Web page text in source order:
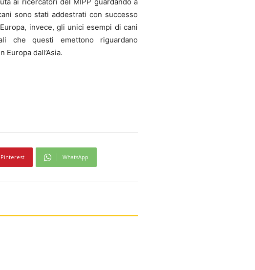
sono stati addestrati con successo
invece, gli unici esempi di cani
che questi emettono riguardano
dall’Asia.
Pinterest WhatsApp